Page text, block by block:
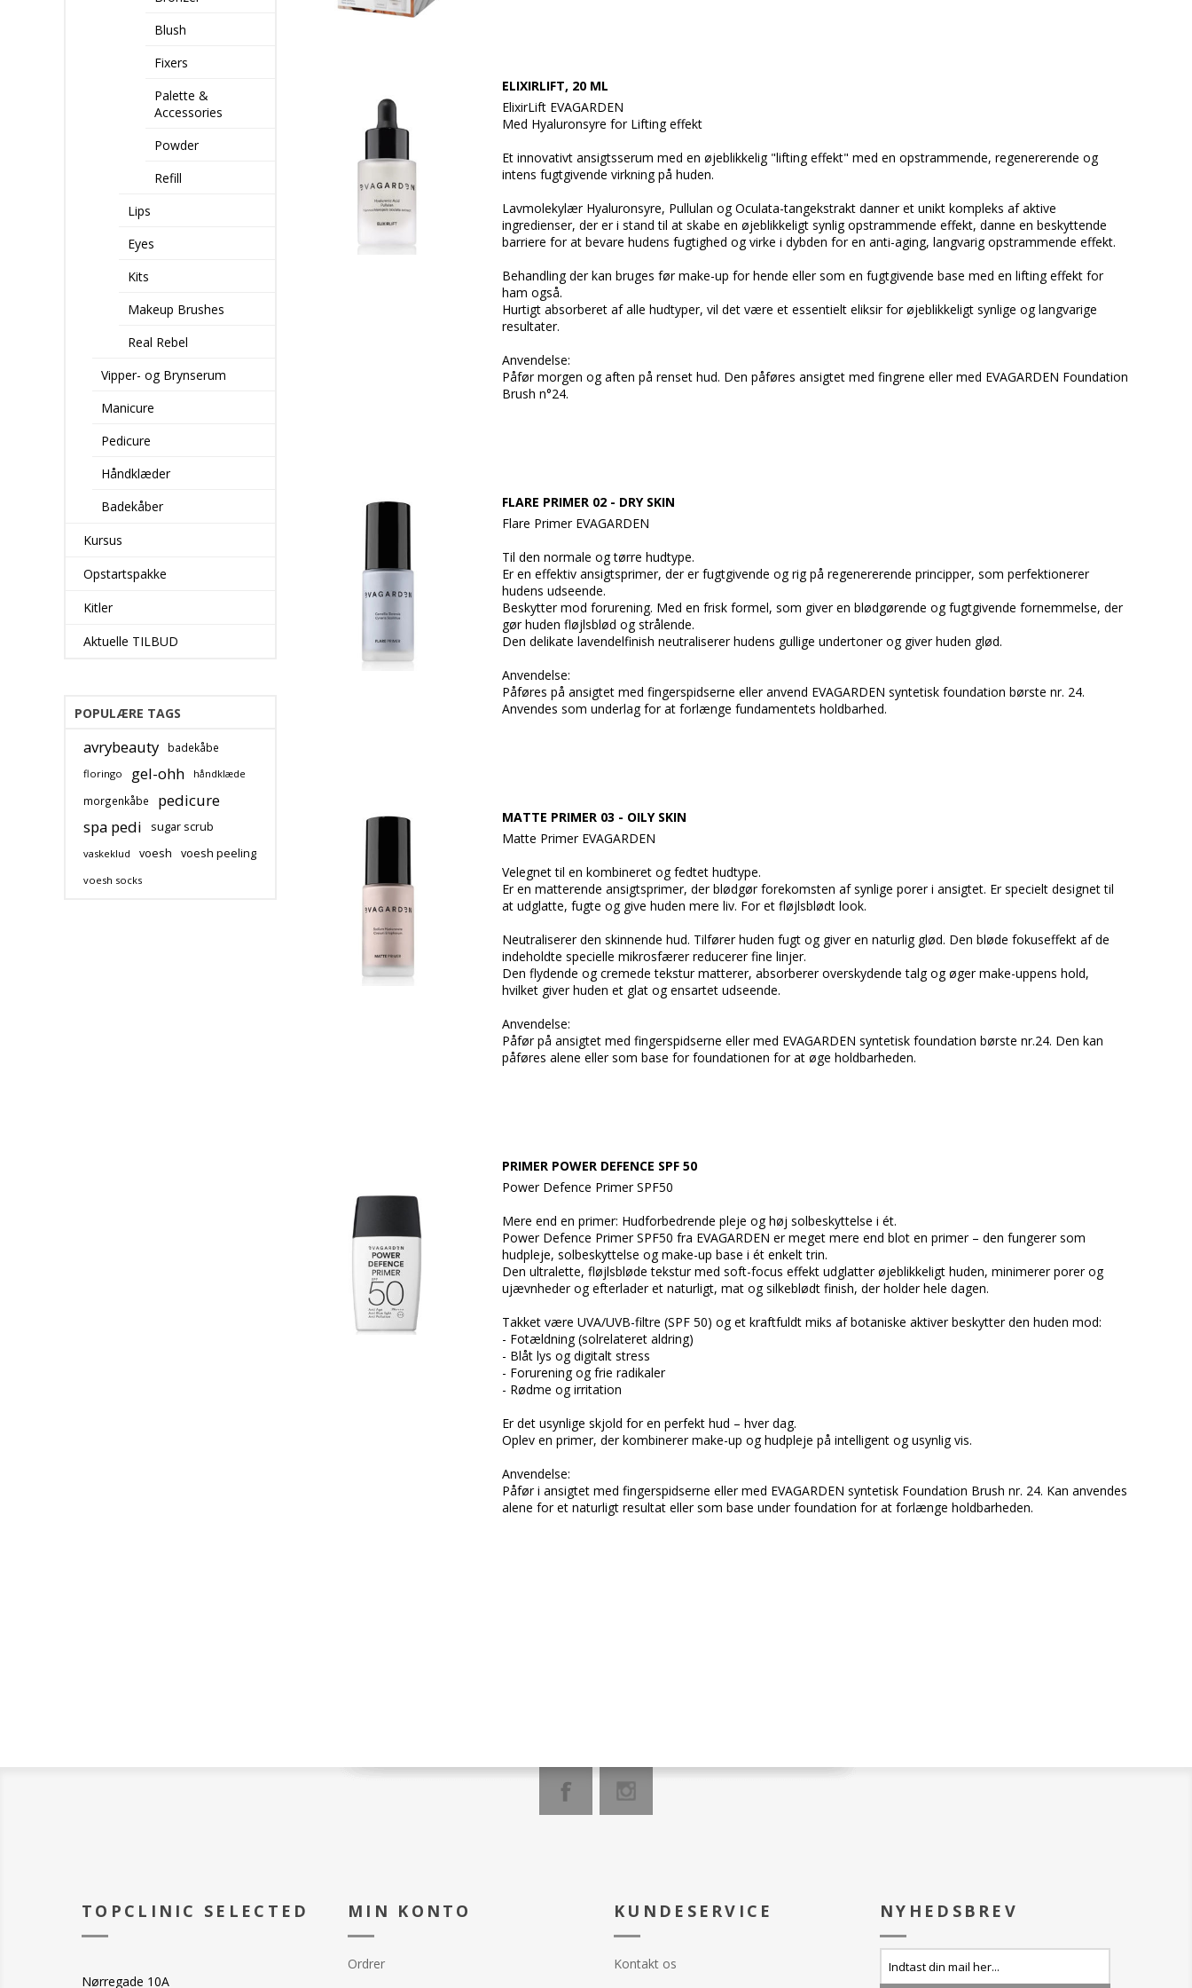
ELIXIRLIFT, 20 ML
ElixirLift EVAGARDEN
Med Hyaluronsyre for Lifting effekt
Et innovativt ansigtsserum med en øjeblikkelig "lifting effekt" med en opstrammende, regenererende og
intens fugtgivende virkning på huden.
Lavmolekylær Hyaluronsyre, Pullulan og Oculata-tangekstrakt danner et unikt kompleks af aktive
ingredienser, der er i stand til at skabe en øjeblikkeligt synlig opstrammende effekt, danne en beskyttende
barriere for at bevare hudens fugtighed og virke i dybden for en anti-aging, langvarig opstrammende effekt.
Behandling der kan bruges før make-up for hende eller som en fugtgivende base med en lifting effekt for
ham også.
Hurtigt absorberet af alle hudtyper, vil det være et essentielt eliksir for øjeblikkeligt synlige og langvarige
resultater.
Anvendelse:
Påfør morgen og aften på renset hud. Den påføres ansigtet med fingrene eller med EVAGARDEN Foundation
Brush n°24.
FLARE PRIMER 02 - DRY SKIN
Flare Primer EVAGARDEN
Til den normale og tørre hudtype.
Er en effektiv ansigtsprimer, der er fugtgivende og rig på regenererende principper, som perfektionerer
hudens udseende.
Beskytter mod forurening. Med en frisk formel, som giver en blødgørende og fugtgivende fornemmelse, der
gør huden fløjlsblød og strålende.
Den delikate lavendelfinish neutraliserer hudens gullige undertoner og giver huden glød.
Anvendelse:
Påføres på ansigtet med fingerspidserne eller anvend EVAGARDEN syntetisk foundation børste nr. 24.
Anvendes som underlag for at forlænge fundamentets holdbarhed.
MATTE PRIMER 03 - OILY SKIN
Matte Primer EVAGARDEN
Velegnet til en kombineret og fedtet hudtype.
Er en matterende ansigtsprimer, der blødgør forekomsten af synlige porer i ansigtet. Er specielt designet til
at udglatte, fugte og give huden mere liv. For et fløjlsblødt look.
Neutraliserer den skinnende hud. Tilfører huden fugt og giver en naturlig glød. Den bløde fokuseffekt af de
indeholdte specielle mikrosfærer reducerer fine linjer.
Den flydende og cremede tekstur matterer, absorberer overskydende talg og øger make-uppens hold,
hvilket giver huden et glat og ensartet udseende.
Anvendelse:
Påfør på ansigtet med fingerspidserne eller med EVAGARDEN syntetisk foundation børste nr.24. Den kan
påføres alene eller som base for foundationen for at øge holdbarheden.
PRIMER POWER DEFENCE SPF 50
Power Defence Primer SPF50
Mere end en primer: Hudforbedrende pleje og høj solbeskyttelse i ét.
Power Defence Primer SPF50 fra EVAGARDEN er meget mere end blot en primer – den fungerer som
hudpleje, solbeskyttelse og make-up base i ét enkelt trin.
Den ultralette, fløjlsbløde tekstur med soft-focus effekt udglatter øjeblikkeligt huden, minimerer porer og
ujævnheder og efterlader et naturligt, mat og silkeblødt finish, der holder hele dagen.
Takket være UVA/UVB-filtre (SPF 50) og et kraftfuldt miks af botaniske aktiver beskytter den huden mod:
- Fotældning (solrelateret aldring)
- Blåt lys og digitalt stress
- Forurening og frie radikaler
- Rødme og irritation
Er det usynlige skjold for en perfekt hud – hver dag.
Oplev en primer, der kombinerer make-up og hudpleje på intelligent og usynlig vis.
Anvendelse:
Påfør i ansigtet med fingerspidserne eller med EVAGARDEN syntetisk Foundation Brush nr. 24. Kan anvendes
alene for et naturligt resultat eller som base under foundation for at forlænge holdbarheden.
Blush
Fixers
Palette &
Accessories
Powder
Refill
Lips
Eyes
Kits
Makeup Brushes
Real Rebel
Vipper- og Brynserum
Manicure
Pedicure
Håndklæder
Badekåber
Kursus
Opstartspakke
Kitler
Aktuelle TILBUD
POPULÆRE TAGS
avrybeauty badekåbe
floringo gel-ohh håndklæde
morgenkåbe
pedicure
spa pedi
sugar scrub
vaskeklud voesh voesh peeling
voesh socks
TOPCLINIC SELECTED
Nørregade 10A
MIN KONTO
Ordrer
KUNDESERVICE
Kontakt os
NYHEDSBREV